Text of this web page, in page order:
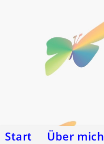
Start Über mich